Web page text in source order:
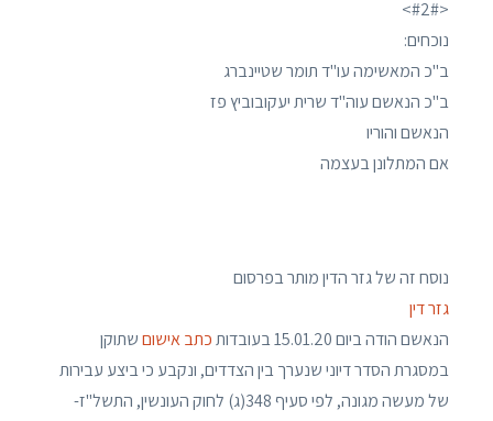
<#2#>
נוכחים:
ב"כ המאשימה עו"ד תומר שטיינברג
ב"כ הנאשם עוה"ד שרית יעקובוביץ פז
הנאשם והוריו
אם המתלונן בעצמה
נוסח זה של גזר הדין מותר בפרסום
גזר דין
הנאשם הודה ביום 15.01.20 בעובדות
כתב אישוםשתוקן
במסגרת הסדר דיוני שנערך בין הצדדים, ונקבע כי ביצע עבירות
של מעשה מגונה, לפי סעיף 348(ג) לחוק העונשין, התשל"ז-